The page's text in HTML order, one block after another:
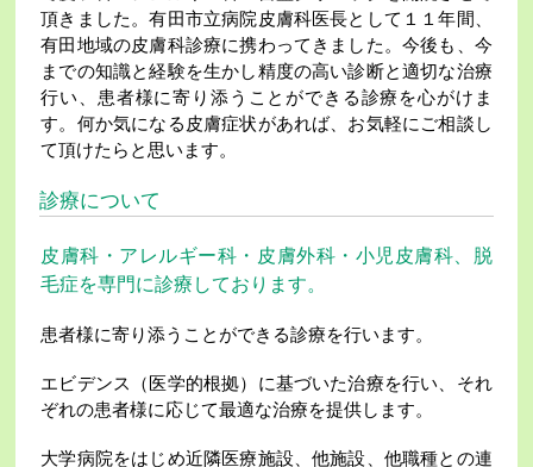
頂きました。有田市立病院皮膚科医長として１１年間、
有田地域の皮膚科診療に携わってきました。今後も、今
までの知識と経験を生かし精度の高い診断と適切な治療
行い、患者様に寄り添うことができる診療を心がけま
す。何か気になる皮膚症状があれば、 お気軽にご相談し
て頂けたらと思います。
診療について
皮膚科・アレルギー科・皮膚外科・小児皮膚科、脱
毛症を専門に診療しております。
患者様に寄り添うことができる診療を行います。
エビデンス（医学的根拠）に基づいた治療を行い、それ
ぞれの患者様に応じて最適な治療を提供します。
大学病院をはじめ近隣医療施設、他施設、他職種との連